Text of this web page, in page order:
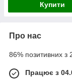
Купити
Про нас
86% позитивних з
Працює з